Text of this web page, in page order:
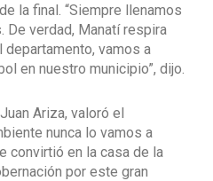
la final. “Siempre llenamos
verdad, Manatí respira
vamos a
en nuestro municipio”, dijo.
Ariza, valoró el
nunca lo vamos a
convirtió en la casa de la
por este gran